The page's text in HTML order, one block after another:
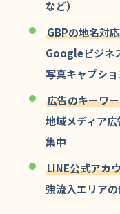
など）
GBPの地名対応
Googleビジネ
写真キャプシ
広告のキーワ
地域メディア
集中
LINE公式アカ
強流入エリア